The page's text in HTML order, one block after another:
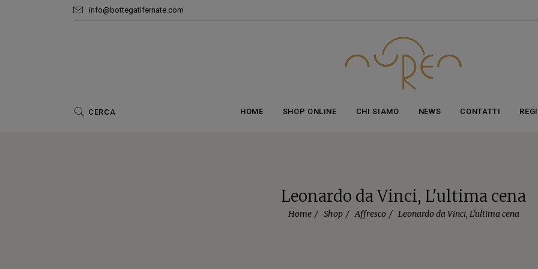
info@bottegatifernate.com
HOME SHOP ONLINE CHI SIAMO NEWS CONTATTI
Leonardo da Vinci, L'ultima cena
Home Shop Affresco Leonardo da Vinci, L'ultima cena